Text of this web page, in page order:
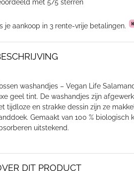
met 5/5 sterren
je aankoop in 3 rente-vrije betalingen.
washandjes – Vegan Life
geel tint. De washandjes zijn
tijdloze en strakke dessin zijn ze
Gemaakt van 100 % biologisch
uitstekend.
DIT PRODUCT